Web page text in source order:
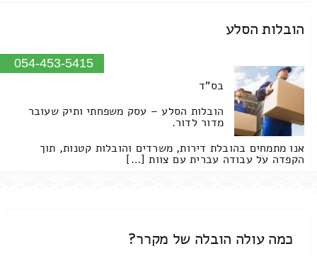
הובלות הסלע
054-453-5415
בס"ד
הובלות הסלע – עסק משפחתי ותיק שעובר
מדור לדור.
אנו מתמחים בהובלת דירות, משרדים והובלות קטנות, תוך
הקפדה על עבודה עברית עם צוות […]
כמה עולה הובלה של מקרר?